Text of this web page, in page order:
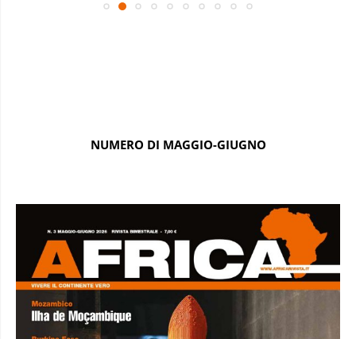
NUMERO DI MAGGIO-GIUGNO